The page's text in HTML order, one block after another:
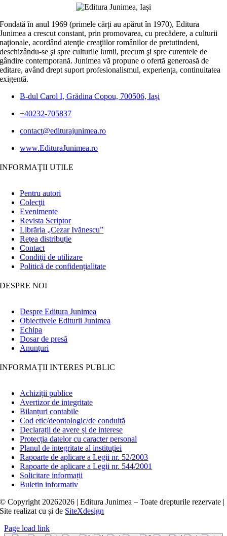
Fondată în anul 1969 (primele cărți au apărut în 1970), Editura
Junimea a crescut constant, prin promovarea, cu precădere, a culturii
naţionale, acordând atenţie creaţiilor românilor de pretutindeni,
deschizându-se şi spre culturile lumii, precum şi spre curentele de
gândire contemporană. Junimea vă propune o ofertă generoasă de
editare, având drept suport profesionalismul, experiența, continuitatea
exigentă.
B-dul Carol I, Grădina Copou, 700506, Iași
+40232-705837
contact@editurajunimea.ro
www.EdituraJunimea.ro
INFORMAŢII UTILE
Pentru autori
Colecţii
Evenimente
Revista Scriptor
Librăria „Cezar Ivănescu”
Rețea distribuție
Contact
Condiţii de utilizare
Politică de confidențialitate
DESPRE NOI
Despre Editura Junimea
Obiectivele Editurii Junimea
Echipa
Dosar de presă
Anunţuri
INFORMAȚII INTERES PUBLIC
Achiziții publice
Avertizor de integritate
Bilanțuri contabile
Cod etic/deontologic/de conduită
Declarații de avere și de interese
Protecția datelor cu caracter personal
Planul de integritate al instituției
Rapoarte de aplicare a Legii nr. 52/2003
Rapoarte de aplicare a Legii nr. 544/2001
Solicitare informații
Buletin informativ
© Copyright 20262026 | Editura Junimea – Toate drepturile rezervate |
Site realizat cușide SiteXdesign
Page load link